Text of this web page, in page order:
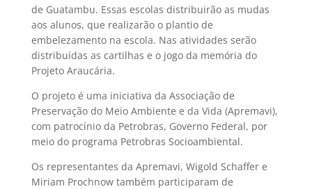
de Guatambu. Essas escolas distribuirão as mudas
aos alunos, que realizarão o plantio de
embelezamento na escola. Nas atividades serão
distribuídas as cartilhas e o jogo da memória do
Projeto Araucária.
O projeto é uma iniciativa da Associação de
Preservação do Meio Ambiente e da Vida (Apremavi),
com patrocínio da Petrobras, Governo Federal, por
meio do programa Petrobras Socioambiental.
Os representantes da Apremavi, Wigold Schaffer e
Miriam Prochnow também participaram de